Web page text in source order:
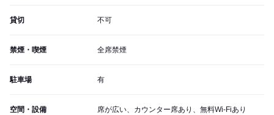
貸切 不可
禁煙・喫煙 全席禁煙
駐車場 有
空間・設備 席が広い、カウンター席あり、無料Wi-Fiあり